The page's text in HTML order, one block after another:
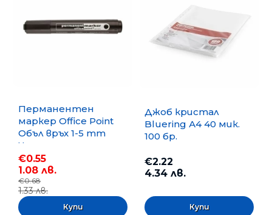
Перманентен
маркер Office Point
Объл връх 1-5 mm
Черен
€0.55
1.08 лв.
€0.68
1.33 лв.
Джоб кристал
Bluering А4 40 мик.
100 бр.
€2.22
4.34 лв.